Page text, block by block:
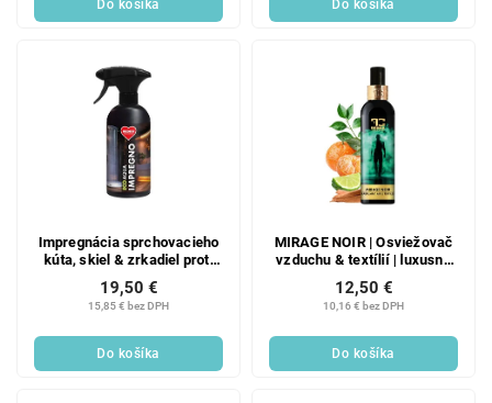
Do košíka Do košíka
Impregnácia sprchovacieho
kúta, skiel & zrkadiel proti
vode & zahmlievaniu | ECO
AQUA IMPREGNO | 500 ml
15,85 € bez DPH
19,50 €
Do košíka
MIRAGE NOIR | Osviežovač
vzduchu & textílií | luxusný
parfémový sprej | 200 ml
10,16 € bez DPH
12,50 €
Do košíka